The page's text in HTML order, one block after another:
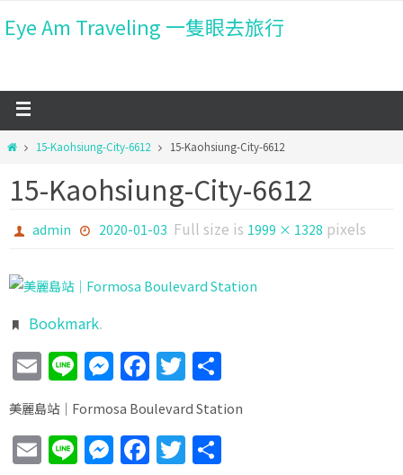
Eye Am Traveling 一隻眼去旅行
15-Kaohsiung-City-6612 15-Kaohsiung-City-6612
15-Kaohsiung-City-6612
admin 2020-01-03 Full size is 1999 × 1328 pixels
Bookmark.
Email
LineMessenger
Facebook
Twitter
享
美麗島站│Formosa Boulevard Station
Email
LineMessenger
Facebook
Twitter